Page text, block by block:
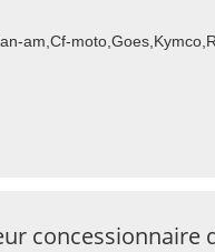
am,Cf-
concessionnaire